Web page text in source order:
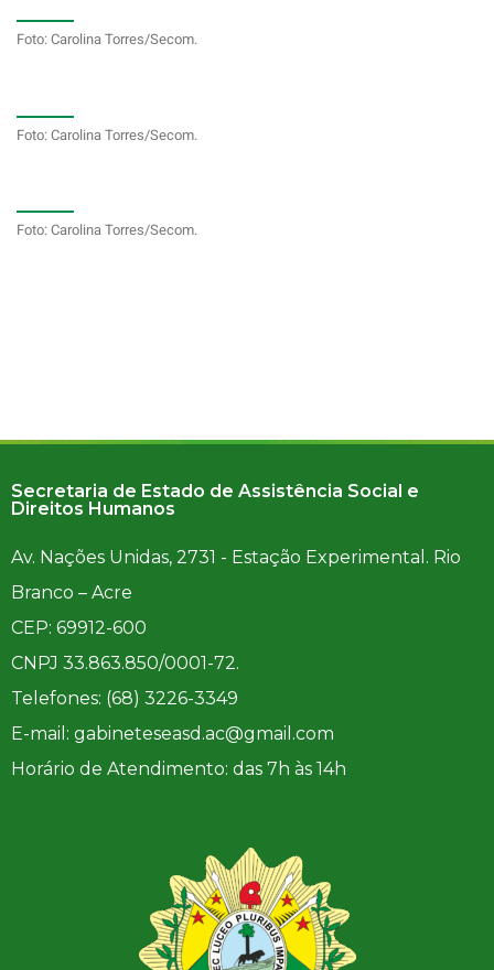
Foto: Carolina Torres/Secom.
Foto: Carolina Torres/Secom.
Foto: Carolina Torres/Secom.
Secretaria de Estado de Assistência Social e
Direitos Humanos
Av. Nações Unidas, 2731 - Estação Experimental. Rio
Branco – Acre
CEP: 69912-600
CNPJ 33.863.850/0001-72.
Telefones: (68) 3226-3349
E-mail: gabineteseasd.ac@gmail.com
Horário de Atendimento: das 7h às 14h